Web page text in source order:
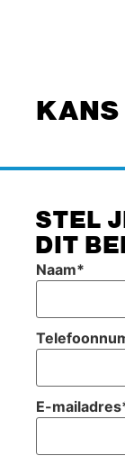
KANS
STEL
DIT
Naam*
E-mailadres